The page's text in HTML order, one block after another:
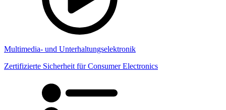
Multimedia- und Unterhaltungselektronik
Zertifizierte Sicherheit für Consumer Electronics